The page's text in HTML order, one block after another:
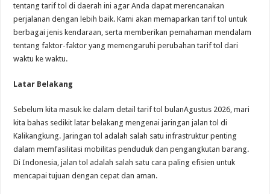
tentang tarif tol di daerah ini agar Anda dapat merencanakan
perjalanan dengan lebih baik. Kami akan memaparkan tarif tol untuk
berbagai jenis kendaraan, serta memberikan pemahaman mendalam
tentang faktor-faktor yang memengaruhi perubahan tarif tol dari
waktu ke waktu.
Latar Belakang
Sebelum kita masuk ke dalam detail tarif tol bulanAgustus 2026, mari
kita bahas sedikit latar belakang mengenai jaringan jalan tol di
Kalikangkung. Jaringan tol adalah salah satu infrastruktur penting
dalam memfasilitasi mobilitas penduduk dan pengangkutan barang.
Di Indonesia, jalan tol adalah salah satu cara paling efisien untuk
mencapai tujuan dengan cepat dan aman.